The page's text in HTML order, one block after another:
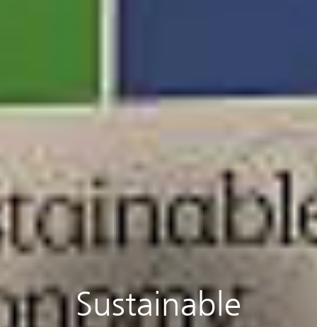
Sustainable